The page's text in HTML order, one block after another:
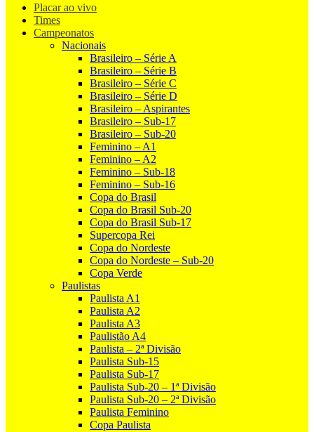
Placar ao vivo
Times
Campeonatos
Nacionais
Brasileiro – Série A
Brasileiro – Série B
Brasileiro – Série C
Brasileiro – Série D
Brasileiro – Aspirantes
Brasileiro – Sub-17
Brasileiro – Sub-20
Feminino – A1
Feminino – A2
Feminino – Sub-18
Feminino – Sub-16
Copa do Brasil
Copa do Brasil Sub-20
Copa do Brasil Sub-17
Supercopa Rei
Copa do Nordeste
Copa do Nordeste – Sub-20
Copa Verde
Paulistas
Paulista A1
Paulista A2
Paulista A3
Paulistão A4
Paulista – 2ª Divisão
Paulista Sub-15
Paulista Sub-17
Paulista Sub-20 – 1ª Divisão
Paulista Sub-20 – 2ª Divisão
Paulista Feminino
Copa Paulista